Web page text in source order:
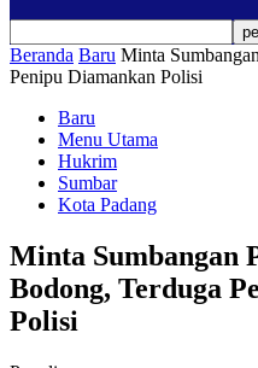
Beranda Baru Minta
Penipu Diamankan Polisi
Baru
Menu Utama
Hukrim
Sumbar
Kota Padang
Minta Sumbangan
Bodong, Terduga
Polisi